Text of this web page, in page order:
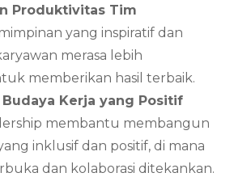
Produktivitas Tim
yang inspiratif dan
merasa lebih
memberikan hasil terbaik.
Kerja yang Positif
membantu membangun
inklusif dan positif, di mana
dan kolaborasi ditekankan.